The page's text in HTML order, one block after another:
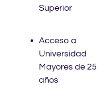
Superior
Acceso a
Universidad
Mayores de 25
años